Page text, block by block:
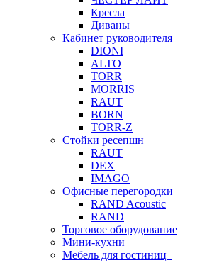
Кресла
Диваны
Кабинет руководителя
DIONI
ALTO
TORR
MORRIS
RAUT
BORN
TORR-Z
Стойки ресепшн
RAUT
DEX
IMAGO
Офисные перегородки
RAND Acoustic
RAND
Торговое оборудование
Мини-кухни
Мебель для гостиниц